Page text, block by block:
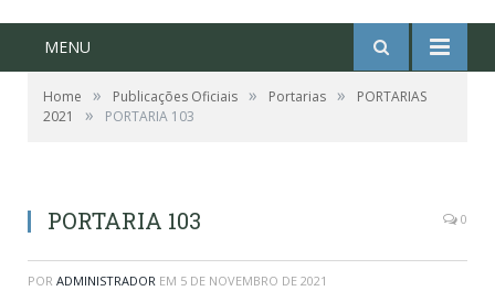
MENU
Home » Publicações Oficiais » Portarias »
PORTARIAS
2021
» PORTARIA 103
PORTARIA 103 0
POR ADMINISTRADOR EM 5 DE NOVEMBRO DE 2021